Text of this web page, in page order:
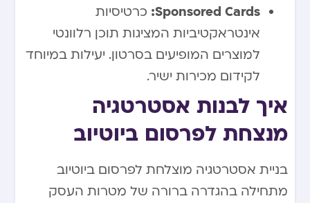
Sponsored Cards: כרטיסיות
אינטראקטיביות המציגות תוכן רלוונטי
למוצרים המופיעים בסרטון. יעילות במיוחד
לקידום מכירות ישיר.
איך לבנות אסטרטגיה
מנצחת לפרסום ביוטיוב
בניית אסטרטגיה מוצלחת לפרסום ביוטיוב
מתחילה בהגדרה ברורה של מטרות העסק